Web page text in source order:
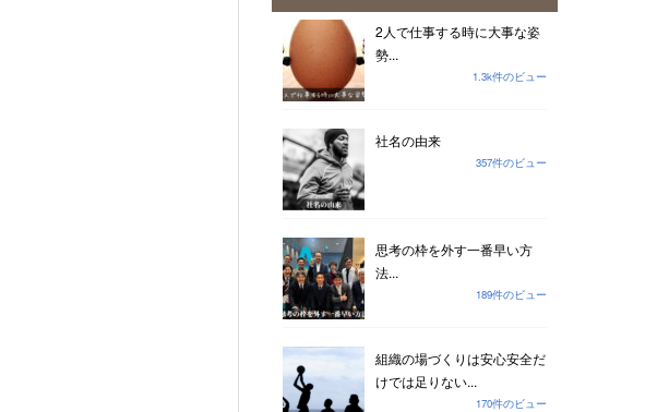
2人で仕事する時に大事な姿
勢...
1.3k件のビュー
社名の由来
357件のビュー
思考の枠を外す一番早い方
法...
189件のビュー
組織の場づくりは安心安全だ
けでは足りない...
170件のビュー